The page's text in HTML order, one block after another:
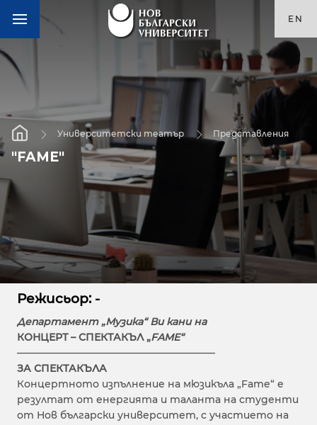
EN
Университетски театър Представления
"FAME"
Режисьор: -
Департамент „Музика“ Ви кани на
КОНЦЕРТ – СПЕКТАКЪЛ„FAME“
————————————————————
ЗА СПЕКТАКЪЛА
Концертното изпълнение на мюзикъла „Fame“ е
резултат от енергията и таланта на студенти
от Нов български университет, с участието на